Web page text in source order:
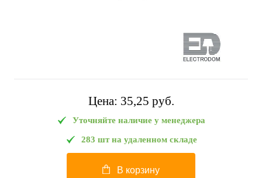
Цена: 35,25 pуб.
Уточняйте наличие у менеджера
283 шт на удаленном складе
В корзину